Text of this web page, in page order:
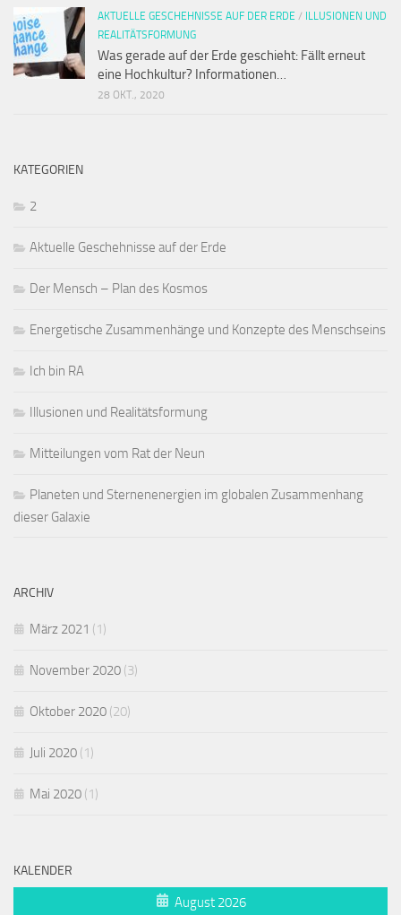
AKTUELLE GESCHEHNISSE AUF DER ERDE /
ILLUSIONEN UND
REALITÄTSFORMUNG
Was gerade auf der Erde geschieht: Fällt erneut
eine Hochkultur? Informationen…
28 OKT., 2020
KATEGORIEN
2
Aktuelle Geschehnisse auf der Erde
Der Mensch – Plan des Kosmos
Energetische Zusammenhänge und Konzepte des Menschseins
Ich bin RA
Illusionen und Realitätsformung
Mitteilungen vom Rat der Neun
Planeten und Sternenenergien im globalen Zusammenhang
dieser Galaxie
ARCHIV
März 2021 (1)
November 2020 (3)
Oktober 2020 (20)
Juli 2020 (1)
Mai 2020 (1)
KALENDER
August 2026